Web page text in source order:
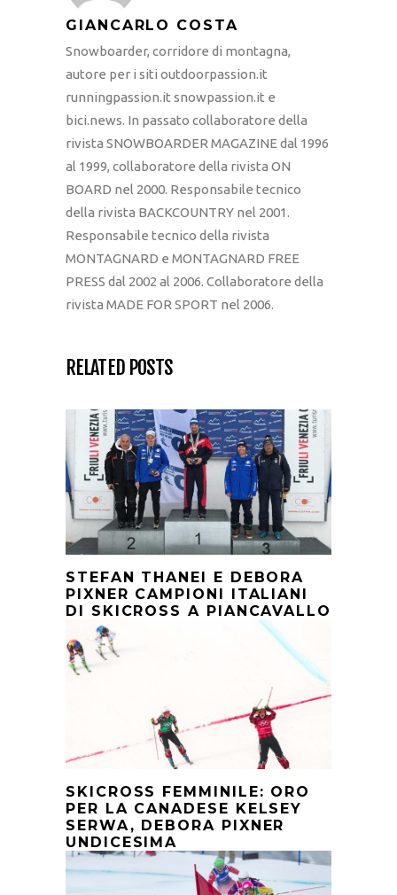
GIANCARLO COSTA
Snowboarder, corridore di montagna,
autore per i siti outdoorpassion.it
runningpassion.it snowpassion.it e
bici.news. In passato collaboratore della
rivista SNOWBOARDER MAGAZINE dal 1996
al 1999, collaboratore della rivista ON
BOARD nel 2000. Responsabile tecnico
della rivista BACKCOUNTRY nel 2001.
Responsabile tecnico della rivista
MONTAGNARD e MONTAGNARD FREE
PRESS dal 2002 al 2006. Collaboratore della
rivista MADE FOR SPORT nel 2006.
RELATED POSTS
STEFAN THANEI E DEBORA
PIXNER CAMPIONI ITALIANI
DI SKICROSS A PIANCAVALLO
SKICROSS FEMMINILE: ORO
PER LA CANADESE KELSEY
SERWA, DEBORA PIXNER
UNDICESIMA